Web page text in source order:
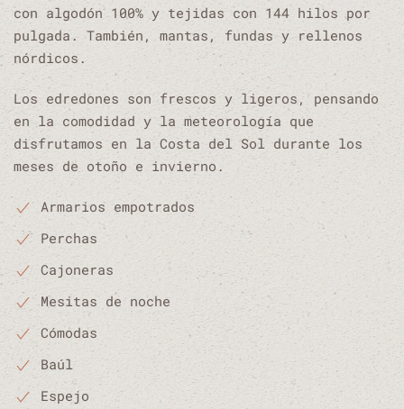
con algodón 100% y tejidas con 144 hilos por
pulgada. También, mantas, fundas y rellenos
nórdicos.
Los edredones son frescos y ligeros, pensando
en la comodidad y la meteorología que
disfrutamos en la Costa del Sol durante los
meses de otoño e invierno.
Armarios empotrados
Perchas
Cajoneras
Mesitas de noche
Cómodas
Baúl
Espejo